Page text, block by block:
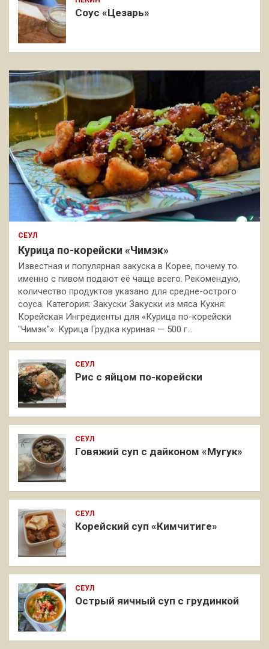
Соус «Цезарь»
СЕУЛ
Курица по-корейски «Чимэк»
Известная и популярная закуска в Корее, почему то
именно с пивом подают её чаще всего. Рекомендую,
количество продуктов указано для средне-острого
соуса. Категория: Закуски Закуски из мяса Кухня:
Корейская Ингредиенты для «Курица по-корейски
"Чимэк"»: Курица Грудка куриная — 500 г…
СЕУЛ
Рис с яйцом по-корейски
СЕУЛ
Говяжий суп с дайконом «Мугук»
СЕУЛ
Корейский суп «Кимчитиге»
СЕУЛ
Острый яичный суп с грудинкой